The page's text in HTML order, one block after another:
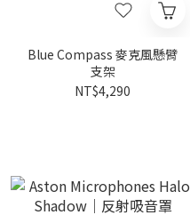
Blue Compass 麥克風懸臂
支架
NT$4,290